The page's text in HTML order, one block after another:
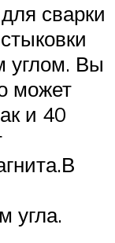
сварки
углом. Вы
может
и 40
угла.